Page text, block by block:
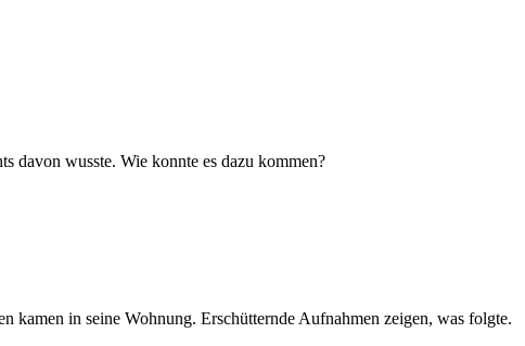
davon wusste. Wie konnte es dazu kommen?
kamen in seine Wohnung. Erschütternde Aufnahmen zeigen, was folgte.